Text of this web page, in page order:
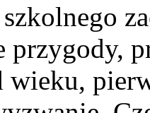
przygody,
wieku,